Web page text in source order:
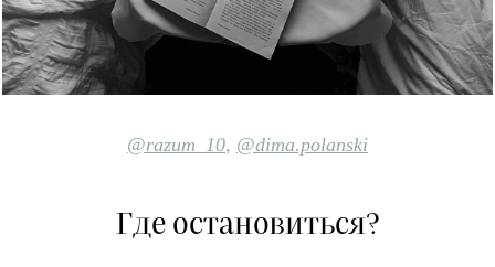
@razum _10, @dima.polanski
Где остановиться?